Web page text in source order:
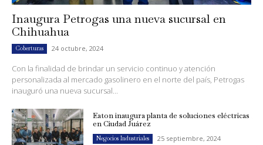
Inaugura Petrogas una nueva sucursal en
Chihuahua
Coberturas 24 octubre, 2024
Con la finalidad de brindar un servicio continuo y atención
personalizada al mercado gasolinero en el norte del país, Petrogas
inauguró una nueva sucursal...
Eaton inaugura planta de soluciones eléctricas
en Ciudad Juárez
Negocios Industriales 25 septiembre, 2024